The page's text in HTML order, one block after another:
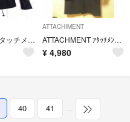
attachment アタッチメント M65 ブルゾン ミリタリージャケット
ATTACHIMENT
ATTACHMENT ｱﾀｯﾁﾒﾝﾄ ﾁｪｽﾀｰ ｺｰﾄ 中田1 ﾈｲﾋﾞｰ
¥ 4,980
40 41 …